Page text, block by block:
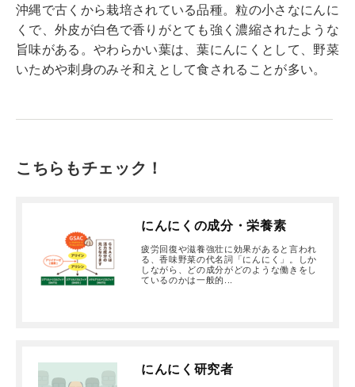
沖縄で古くから栽培されている品種。粒の小さなにんに
くで、外皮が白色で香りがとても強く濃縮されたような
旨味がある。やわらかい葉は、葉にんにくとして、野菜
いためや刺身のみそ和えとして食されることが多い。
こちらもチェック！
にんにくの成分・栄養素
疲労回復や滋養強壮に効果があると言われ
る、香味野菜の代名詞「にんにく」。しか
しながら、どの成分がどのような働きをし
ているのかは一般的...
にんにく研究者